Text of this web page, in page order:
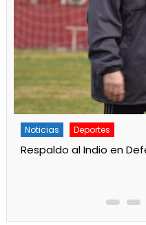
Deportes Principal
Gran labor de Alan Aidar